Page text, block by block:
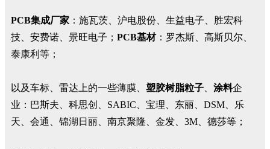
PCB集成厂家 ：施瓦茨、沪电股份、生益电子、胜宏科
技、安费诺、景旺电子； PCB基材：罗杰斯、高斯贝尔、
泰康利等；
以及车标、雷达上的一些薄膜、 塑胶树脂粒子 涂料企
业：巴斯夫、科思创、SABIC、宝理、东丽、DSM、乐
天、会通、锦湖日丽、南京聚隆、金发、3M、德莎等；